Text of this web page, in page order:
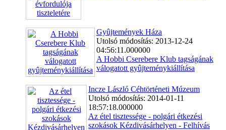
Gyûjtemények Háza
Utolsó módosítás: 2013-12-24
04:56:11.000000
A Hobbi Cserebere Klub tagságának
válogatott gyûjteménykiállítása
Incze László Céhtörténeti Múzeum
Utolsó módosítás: 2014-01-11
18:57:18.000000
Az étel tisztessége - polgári étkezési
szokások Kézdivásárhelyen - Felhívás